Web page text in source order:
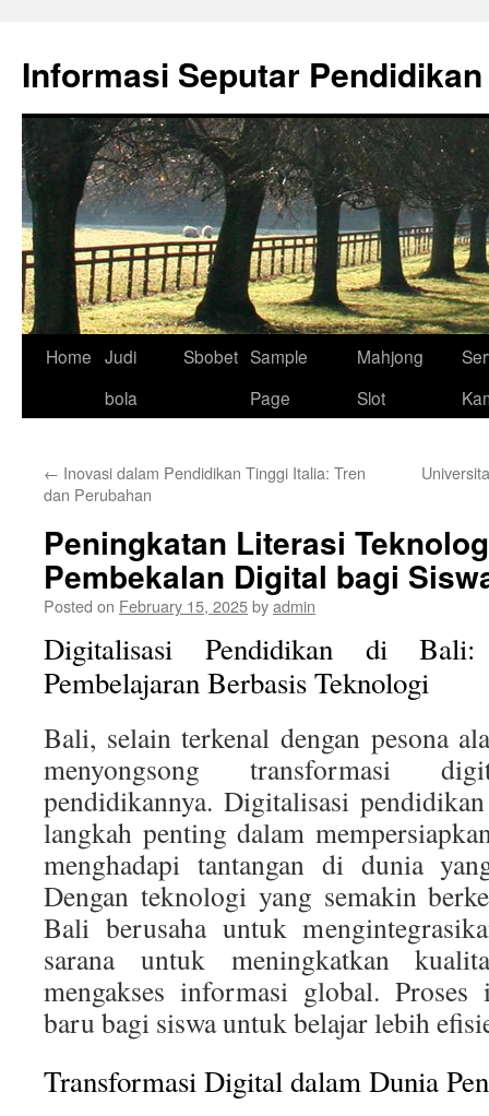
content
Informasi Seputar Pendidikan
Home Judi
bola
Sbobet Sample
Page
Mahjong
Slot
← Inovasi dalam Pendidikan Tinggi Italia: Tren
dan Perubahan
Peningkatan Literasi
Pembekalan Digital bagi
Posted on February 15, 2025byadmin
Digitalisasi Pendidikan di Bali:
Pembelajaran Berbasis Teknologi
Bali, selain terkenal dengan pesona
menyongsong transformasi
pendidikannya. Digitalisasi
langkah penting dalam
menghadapi tantangan di dunia
Dengan teknologi yang semakin
Bali berusaha untuk
sarana untuk meningkatkan
mengakses informasi global.
baru bagi siswa untuk belajar lebih
Transformasi Digital dalam Dunia